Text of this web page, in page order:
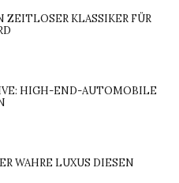
KLASSIKER FÜR
HIGH-END-AUTOMOBILE
WAHRE LUXUS DIESEN